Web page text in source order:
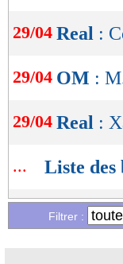
29/04 Real :
29/04 OM :
29/04 Real :
... Liste des
Liste
Filtrer :